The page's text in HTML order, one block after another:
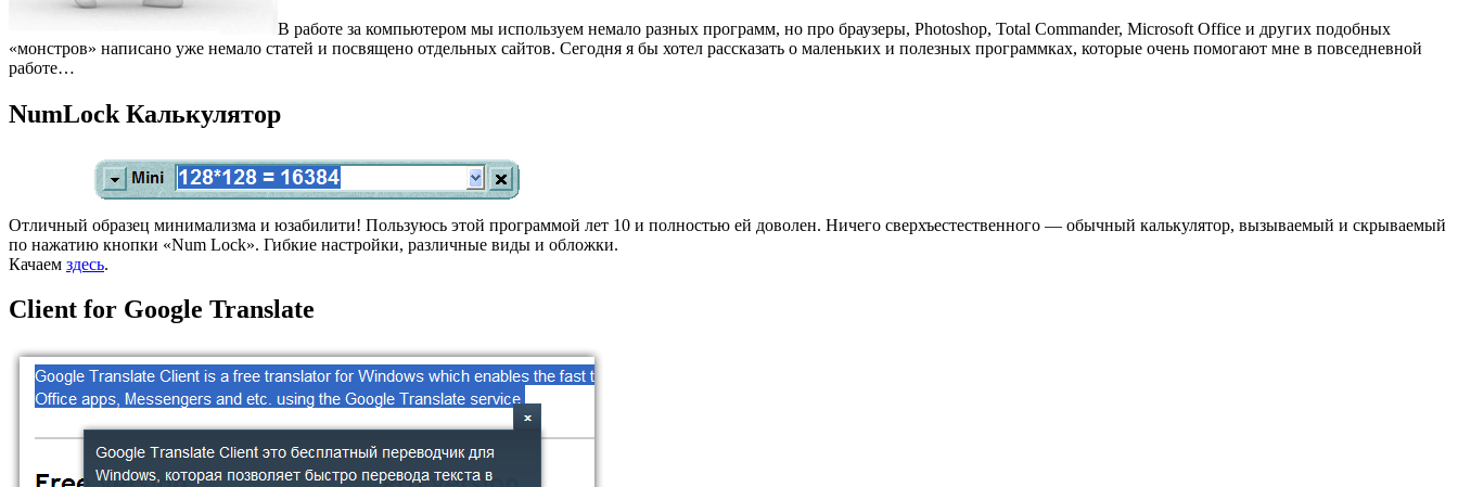
В работе за компьютером мы используем немало разных программ, но про браузеры, Photoshop, Total Commander, Microsoft Office и других подобных
«монстров» написано уже немало статей и посвящено отдельных сайтов. Сегодня я бы хотел рассказать о маленьких и полезных программках, которые очень помогают мне в повседневной
работе…
NumLock Калькулятор
Отличный образец минимализма и юзабилити! Пользуюсь этой программой лет 10 и полностью ей доволен. Ничего сверхъестественного — обычный калькулятор, вызываемый и скрываемый
по нажатию кнопки «Num Lock». Гибкие настройки, различные виды и обложки.
Качаем здесь.
Client for Google Translate